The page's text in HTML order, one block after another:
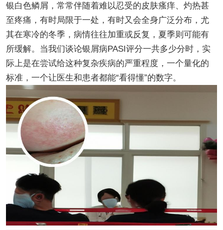
银白色鳞屑，常常伴随着难以忍受的皮肤瘙痒、灼热甚
至疼痛，有时局限于一处，有时又会全身广泛分布，尤
其在寒冷的冬季，病情往往加重或反复，夏季则可能有
所缓解。当我们谈论银屑病PASI评分一共多少分时，实
际上是在尝试给这种复杂疾病的严重程度，一个量化的
标准，一个让医生和患者都能“看得懂”的数字。